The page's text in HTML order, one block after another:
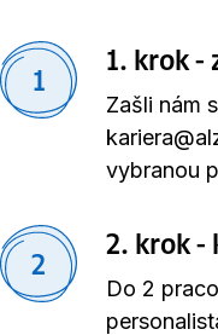
1
1. krok -
Zašli nám
vybranou
2
2. krok
Do 2